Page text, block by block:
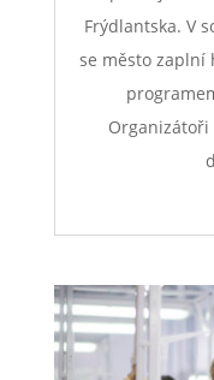
Frýdlantska. V
se město zaplní
Organizátoři